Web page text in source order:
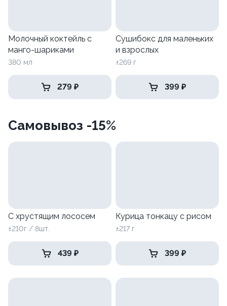
Молочный коктейль с
манго-шариками
380 мл
279 ₽
Сушибокс для маленьких
и взрослых
±269 г
399 ₽
Самовывоз -15%
С хрустящим лососем
±210г / 8шт.
439 ₽
Курица тонкацу с рисом
±217 г
399 ₽